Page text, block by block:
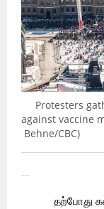
Protesters
against vaccine
Behne/CBC)
தற்போது